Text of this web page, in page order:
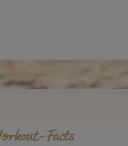
Facts